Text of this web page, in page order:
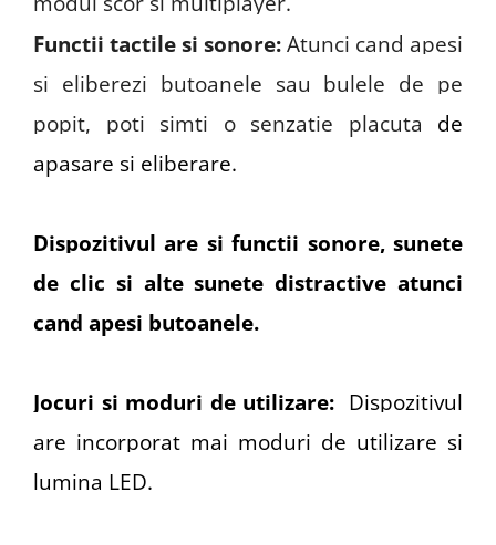
Functii tactile si sonore: Atunci cand apesi
si eliberezi butoanele sau bulele de pe
popit, poti simti o senzatie placuta de
apasare si eliberare.
Dispozitivul are si functii sonore, sunete
de clic si alte sunete distractive atunci
cand apesi butoanele.
Jocuri si moduri de utilizare: Dispozitivul
are incorporat mai moduri de utilizare si
lumina LED.